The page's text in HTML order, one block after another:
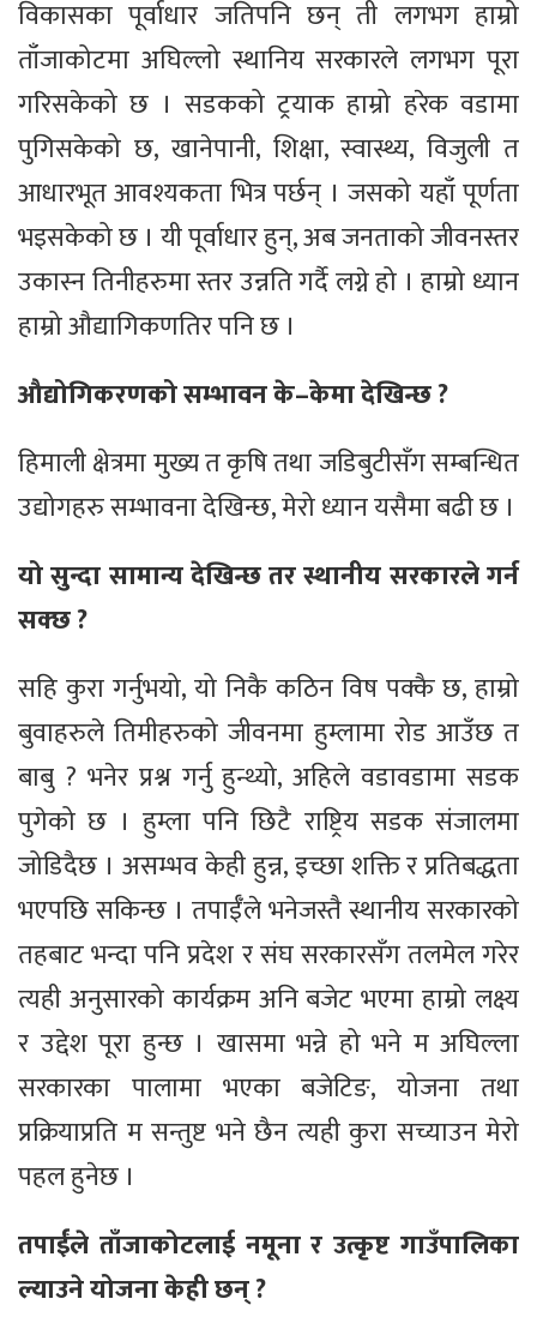
विकासका पूर्वाधार जतिपनि छन् ती लगभग हाम्रो
ताँजाकोटमा अघिल्लो स्थानिय सरकारले लगभग पूरा
गरिसकेको छ । सडकको ट्रयाक हाम्रो हरेक वडामा
पुगिसकेको छ, खानेपानी, शिक्षा, स्वास्थ्य, विजुली त
आधारभूत आवश्यकता भित्र पर्छन् । जसको यहाँ पूर्णता
भइसकेको छ । यी पूर्वाधार हुन्, अब जनताको जीवनस्तर
उकास्न तिनीहरुमा स्तर उन्नति गर्दै लग्ने हो । हाम्रो ध्यान
हाम्रो औद्यागिकणतिर पनि छ ।
औद्योगिकरणको सम्भावन के–केमा देखिन्छ ?
हिमाली क्षेत्रमा मुख्य त कृषि तथा जडिबुटीसँग सम्बन्धित
उद्योगहरु सम्भावना देखिन्छ, मेरो ध्यान यसैमा बढी छ ।
यो सुन्दा सामान्य देखिन्छ तर स्थानीय सरकारले गर्न
सक्छ ?
सहि कुरा गर्नुभयो, यो निकै कठिन विष पक्कै छ, हाम्रो
बुवाहरुले तिमीहरुको जीवनमा हुम्लामा रोड आउँछ त
बाबु ? भनेर प्रश्न गर्नु हुन्थ्यो, अहिले वडावडामा सडक
पुगेको छ । हुम्ला पनि छिटै राष्ट्रिय सडक संजालमा
जोडिदैछ । असम्भव केही हुन्न, इच्छा शक्ति र प्रतिबद्धता
भएपछि सकिन्छ । तपाईँले भनेजस्तै स्थानीय सरकारको
तहबाट भन्दा पनि प्रदेश र संघ सरकारसँग तलमेल गरेर
त्यही अनुसारको कार्यक्रम अनि बजेट भएमा हाम्रो लक्ष्य
र उद्देश पूरा हुन्छ । खासमा भन्ने हो भने म अघिल्ला
सरकारका पालामा भएका बजेटिङ, योजना तथा
प्रक्रियाप्रति म सन्तुष्ट भने छैन त्यही कुरा सच्याउन मेरो
पहल हुनेछ ।
तपाईँले ताँजाकोटलाई नमूना र उत्कृष्ट गाउँपालिका
ल्याउने योजना केही छन् ?